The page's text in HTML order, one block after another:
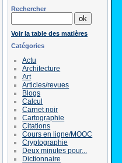
Rechercher
Voir la table des matières
Catégories
Actu
Architecture
Art
Articles/revues
Blogs
Calcul
Carnet noir
Cartographie
Citations
Cours en ligne/MOOC
Cryptographie
Deux minutes pour...
Dictionnaire